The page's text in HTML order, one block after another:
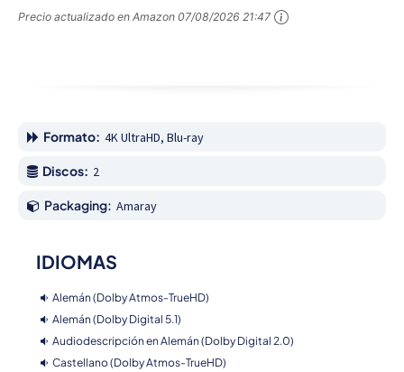
Precio actualizado en Amazon 07/08/2026 21:47
Formato: 4K UltraHD, Blu-ray
Discos: 2
Packaging: Amaray
IDIOMAS
Alemán (Dolby Atmos-TrueHD)
Alemán (Dolby Digital 5.1)
Audiodescripción en Alemán (Dolby Digital 2.0)
Castellano (Dolby Atmos-TrueHD)